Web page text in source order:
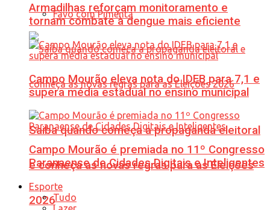
Favo com Pimenta
Saiba quando começa a propaganda eleitoral
e conheça as novas regras para as Eleições
2026
Armadilhas reforçam monitoramento e
tornam combate à dengue mais eficiente
Campo Mourão eleva nota do IDEB para 7,1 e
supera média estadual no ensino municipal
Campo Mourão é premiada no 11º Congresso
Paranaense de Cidades Digitais e Inteligentes
Esporte
Tudo